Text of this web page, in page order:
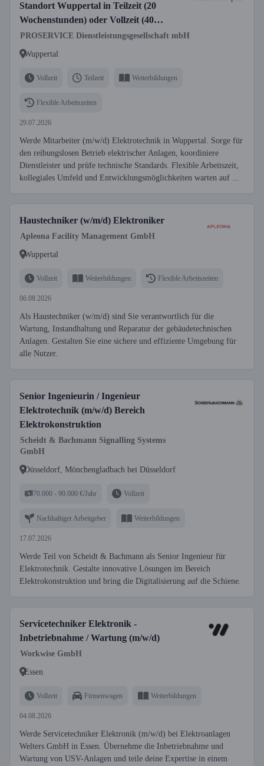
Standort Wuppertal in Teilzeit (20
Wochenstunden) oder Vollzeit (40
Wochenstunden)
PROSERVICE Dienstleistungsgesellschaft mbH
Wuppertal
Vollzeit Teilzeit Weiterbildungen
Flexible Arbeitszeiten
29.07.2026
Werde Mitarbeiter (m/w/d) Elektrotechnik in Wuppertal. Sorge für
den reibungslosen Betrieb elektrischer Anlagen, koordiniere
Dienstleister und prüfe technische Standards. Flexible Arbeitszeit,
kollegiales Umfeld und Entwicklungsmöglichkeiten warten auf ...
Haustechniker (w/m/d) Elektroniker
Apleona Facility Management GmbH
Wuppertal
Vollzeit Weiterbildungen Flexible Arbeitszeiten
06.08.2026
Als Haustechniker (w/m/d) sind Sie verantwortlich für die
Wartung, Instandhaltung und Reparatur der gebäudetechnischen
Anlagen. Gestalten Sie eine sichere und effiziente Umgebung für
alle Nutzer.
Senior Ingenieurin / Ingenieur
Elektrotechnik (m/w/d) Bereich
Elektrokonstruktion
Scheidt & Bachmann Signalling Systems
GmbH
Düsseldorf, Mönchengladbach bei Düsseldorf
70.000 - 90.000 €/Jahr Vollzeit
Nachhaltiger Arbeitgeber Weiterbildungen
17.07.2026
Werde Teil von Scheidt & Bachmann als Senior Ingenieur für
Elektrotechnik. Gestalte innovative Lösungen im Bereich
Elektrokonstruktion und bring die Digitalisierung auf die Schiene.
Servicetechniker Elektronik -
Inbetriebnahme / Wartung (m/w/d)
Workwise GmbH
Essen
Vollzeit Firmenwagen Weiterbildungen
04.08.2026
Werde Servicetechniker Elektronik (m/w/d) bei Elektroanlagen
Welters GmbH in Essen. Übernehme die Inbetriebnahme und
Wartung von USV-Anlagen und teile deine Expertise in einem